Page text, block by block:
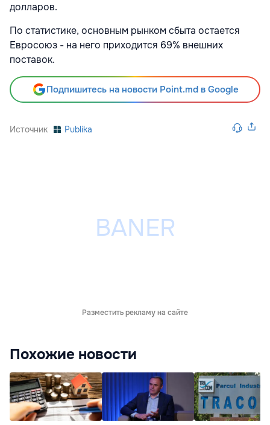
долларов.
По статистике, основным рынком сбыта остается
Евросоюз - на него приходится 69% внешних
поставок.
Подпишитесь на новости Point.md в Google
Источник Publika
Разместить рекламу на сайте
Похожие новости